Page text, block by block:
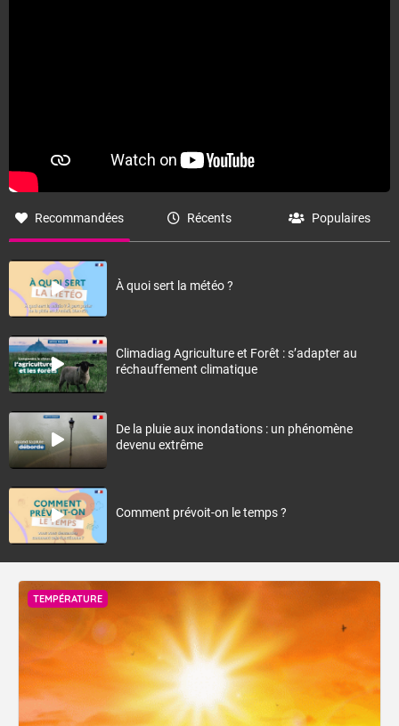
Recommandées Récents Populaires
À quoi sert la météo ?
Climadiag Agriculture et Forêt : s’adapter au
réchauffement climatique
De la pluie aux inondations : un phénomène
devenu extrême
Comment prévoit-on le temps ?
TEMPÉRATURE